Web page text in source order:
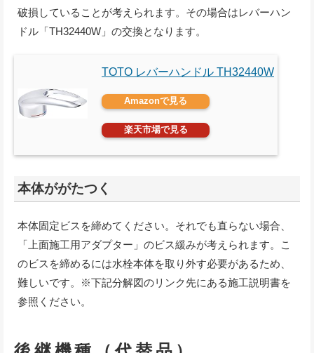
破損していることが考えられます。その場合はレバーハン
ドル「TH32440W」の交換となります。
TOTO レバーハンドル TH32440W
Amazonで見る
楽天市場で見る
本体ががたつく
本体固定ビスを締めてください。それでも直らない場合、
「上面施工用アダプター」のビス緩みが考えられます。こ
のビスを締めるには水栓本体を取り外す必要があるため、
難しいです。※下記分解図のリンク先にある施工説明書を
参照ください。